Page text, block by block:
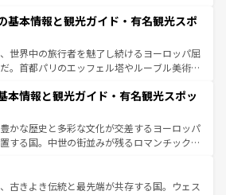
イタリア情報はコンテンツ一覧を参照してほ
この国では、情熱的なフラメンコ、熱気あふ
して美味しいタパスが生活の一部となってい
リードの洗練された雰囲気や、バルセロナの
た街角から、地方では古代ローマ遺跡や中世
よって風土や気候が異なるスペインはその個
を参照してほしい。
基本情報と観光ガイド・有名観光スポ
世界中の旅行者を魅了し続けるヨーロッパ屈
。首都パリのエッフェル塔やルーブル美術館
力が詰まっている。華麗な宮殿、歴史的な大
ビーチ、そして豊かな自然が、訪れる者を心
。また、フランスは美食の国としても知ら
料理はユネスコ無形文化遺産にも登録されて
ンダー畑など、多彩な楽しみ方が可能だ。さ
外の地域にも魅力が溢れており、どの街角に
本情報と観光ガイド・有名観光スポッ
かな歴史と多彩な文化が交差するヨーロッパ
する国。中世の街並みが残るロマンチック街
国は、どこを歩いても飽きることがない。ベ
的活気、バイエルン州のアルプスの絶景、そ
古きよき伝統と最先端が共存する国。ウェス